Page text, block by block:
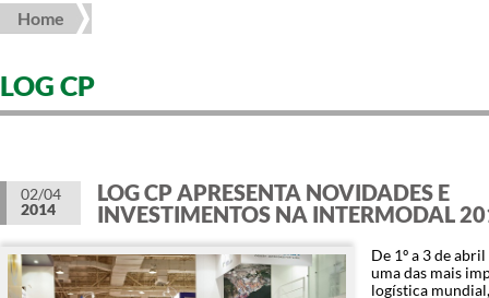
Home
LOG CP
02/04
2014
LOG CP APRESENTA NOVIDADES E
INVESTIMENTOS NA INTERMODAL
De 1º a 3 de
uma das mais
logística